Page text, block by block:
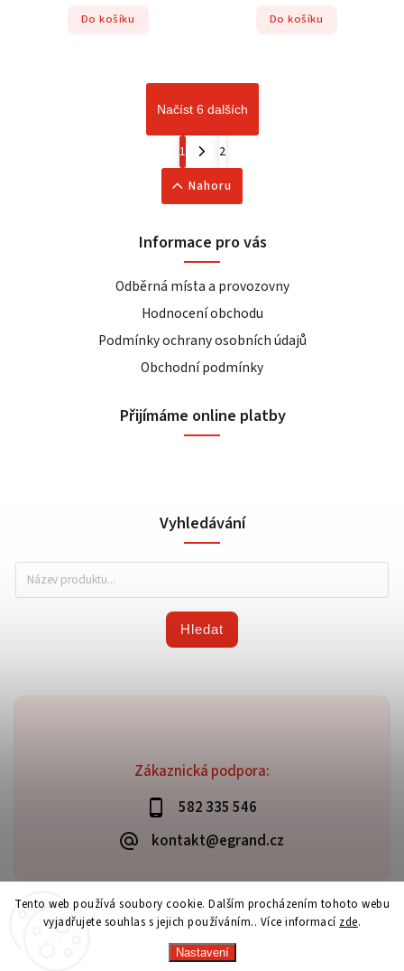
Tento web používá soubory cookie. Dalším procházením tohoto webu
vyjadřujete souhlas s jejich používáním.. Více informací zde.
Nastavení
Do košíku Do košíku
Načíst 6 dalších
1
2
Nahoru
Zákaznická podpora:
582 335 546
kontakt@egrand.cz
Informace pro vás
Odběrná místa a provozovny
Hodnocení obchodu
Podmínky ochrany osobních údajů
Obchodní podmínky
Přijímáme online platby
Vyhledávání
Hledat
Copyright 2026Grand E-shop. Všechna práva vyhrazena.
VytvořilShoptet| Design